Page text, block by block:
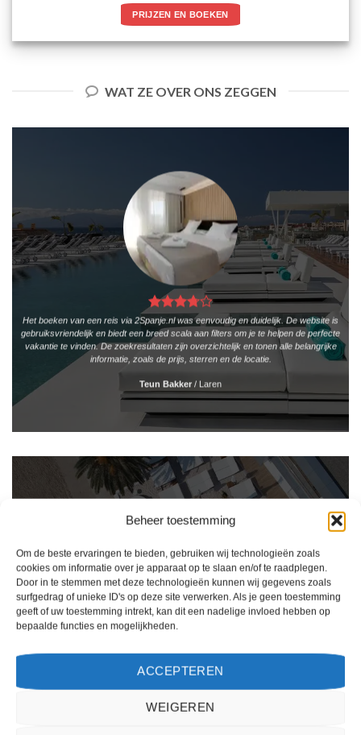
Beheer toestemming
Om de beste ervaringen te bieden, gebruiken wij technologieën zoals
cookies om informatie over je apparaat op te slaan en/of te raadplegen.
Door in te stemmen met deze technologieën kunnen wij gegevens zoals
surfgedrag of unieke ID's op deze site verwerken. Als je geen toestemming
geeft of uw toestemming intrekt, kan dit een nadelige invloed hebben op
bepaalde functies en mogelijkheden.
ACCEPTEREN
WEIGEREN
PRIJZEN EN BOEKEN
WAT ZE OVER ONS ZEGGEN
Het boeken van een reis via 2Spanje.nl was eenvoudig en duidelijk. De website is
gebruiksvriendelijk en biedt een breed scala aan filters om je te helpen de perfecte
vakantie te vinden. De zoekresultaten zijn overzichtelijk en tonen alle belangrijke
informatie, zoals de prijs, sterren en de locatie.
Teun Bakker / Laren
Ik ben erg tevreden over mijn ervaring met 2Spanje.nl. Het boekingsproces was
eenvoudig, de klantenservice was behulpzaam en de prijs was scherp. Ik zou deze
Kiki Kampen /Maastricht